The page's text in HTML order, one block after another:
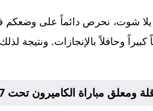
يلا شوت، نحرص دائماً على وضعكم في
كبيراً وحافلاً بالإنجازات.
مباراة الكاميرون تحت 17 و الكونغو الديمقراطية تحت 17